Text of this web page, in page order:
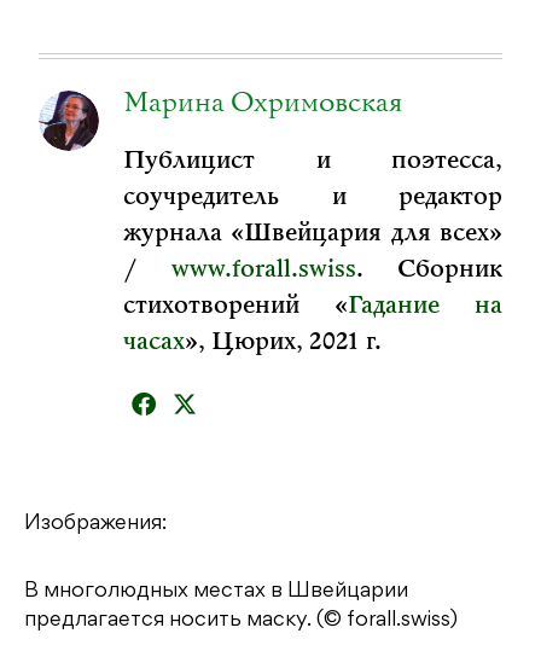
Марина Охримовская
Публицист и поэтесса,
соучредитель и редактор
журнала «Швейцария для всех»
/ www.forall.swiss. Сборник
стихотворений «Гадание на
часах», Цюрих, 2021 г.
Изображения:
В многолюдных местах в Швейцарии
предлагается носить маску. (© forall.swiss)